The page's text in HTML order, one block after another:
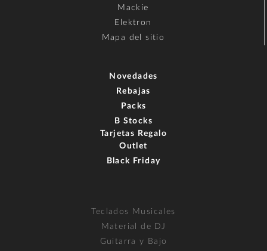
Mackie
Elektron
Mapa del sitio
Novedades
Rebajas
Packs
B Stocks
Tarjetas Regalo
Outlet
Black Friday
Teclados Musicales
Material de DJ
Guitarra y Bajo